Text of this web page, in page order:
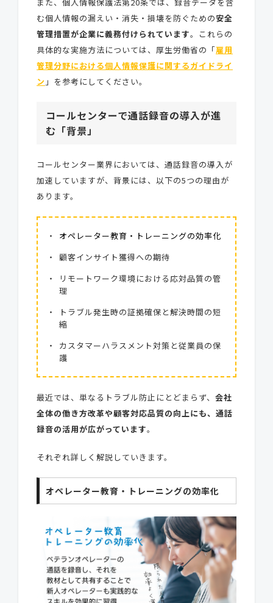
む個人情報の漏えい・消失・損壊を防ぐための安全
管理措置が企業に義務付けられています。これらの
具体的な実施方法については、厚生労働省の「雇用
管理分野における個人情報保護に関するガイドライ
ン 」を参考にしてください。
コールセンターで通話録音の導入が進
む「背景」
コールセンター業界においては、通話録音の導入が
加速していますが、背景には、以下の5つの理由が
あります。
オペレーター教育・トレーニングの効率化
顧客インサイト獲得への期待
リモートワーク環境における応対品質の管
理
トラブル発生時の証拠確保と解決時間の短
縮
カスタマーハラスメント対策と従業員の保
護
最近では、単なるトラブル防止にとどまらず、 会社
全体の働き方改革や顧客対応品質の向上にも、通話
録音の活用が広がっています。
それぞれ詳しく解説していきます。
オペレーター教育・トレーニングの効率化